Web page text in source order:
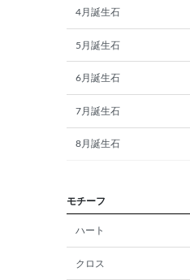
4月誕生石
5月誕生石
6月誕生石
7月誕生石
8月誕生石
モチーフ
ハート
クロス